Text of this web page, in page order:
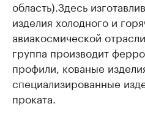
область).Здесь
изделия холодного и
авиакосмической
группа производит
профили, кованые
специализированные
проката.